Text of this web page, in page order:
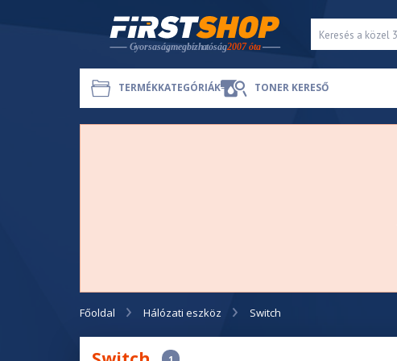
TERMÉKKATEGÓRIÁK TONER KERESŐ
Főoldal Hálózati eszköz Switch